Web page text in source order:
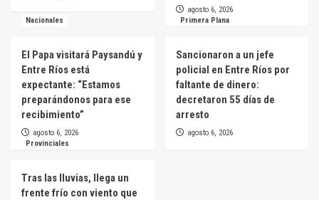
agosto 6, 2026
Nacionales
El Papa visitará Paysandú y
Entre Ríos está
expectante: “Estamos
preparándonos para ese
recibimiento”
agosto 6, 2026
Primera Plana
Sancionaron a un jefe
policial en Entre Ríos por
faltante de dinero:
decretaron 55 días de
arresto
agosto 6, 2026
Provinciales
Tras las lluvias, llega un
frente frío con viento que